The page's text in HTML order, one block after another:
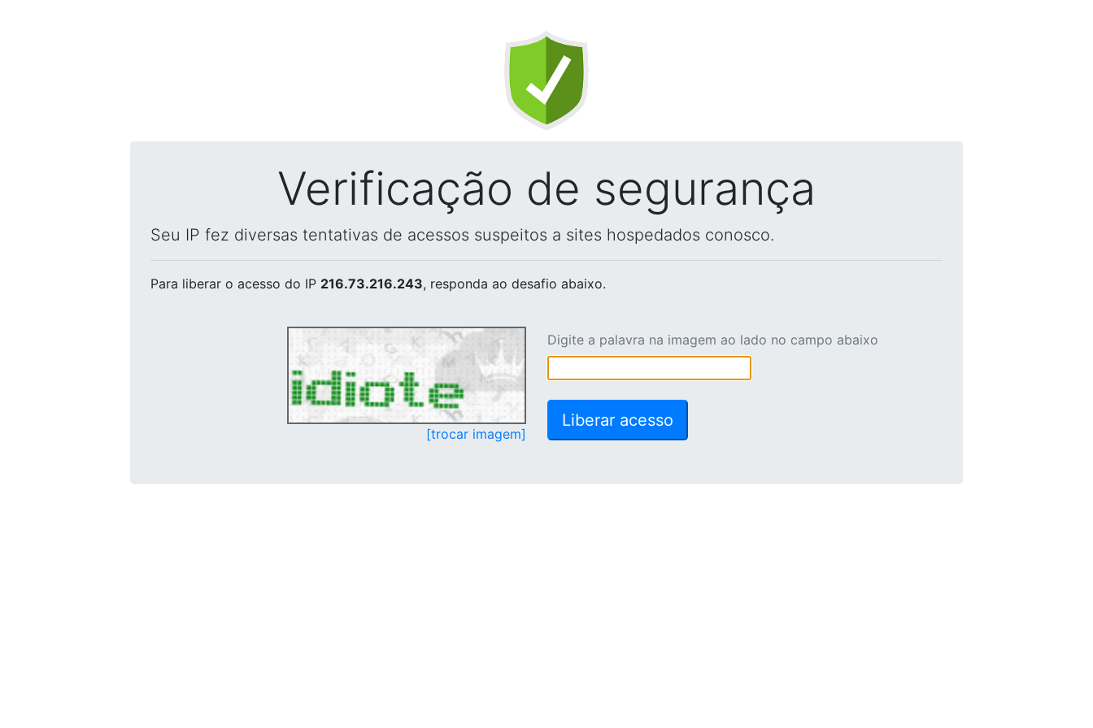
Verificação de segurança
Seu IP fez diversas tentativas de acessos suspeitos a sites hospedados conosco.
Para liberar o acesso do IP 216.73.216.243, responda ao desafio abaixo.
[trocar imagem]
Digite a palavra na imagem ao lado no campo abaixo